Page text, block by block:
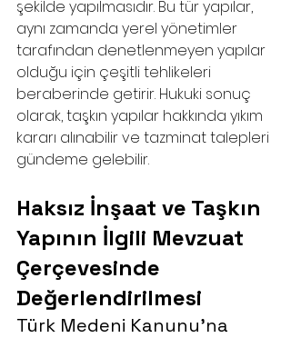
şekilde yapılmasıdır. Bu tür yapılar,
aynı zamanda yerel yönetimler
tarafından denetlenmeyen yapılar
olduğu için çeşitli tehlikeleri
beraberinde getirir. Hukuki sonuç
olarak, taşkın yapılar hakkında yıkım
kararı alınabilir ve tazminat talepleri
gündeme gelebilir.
Haksız İnşaat ve Taşkın
Yapının İlgili Mevzuat
Çerçevesinde
Değerlendirilmesi
Türk Medeni Kanunu’na